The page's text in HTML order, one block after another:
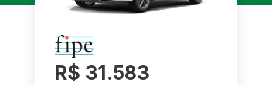
R$ 31.583